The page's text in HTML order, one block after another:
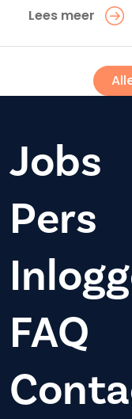
Lees meer
Jobs
Pers
FAQ